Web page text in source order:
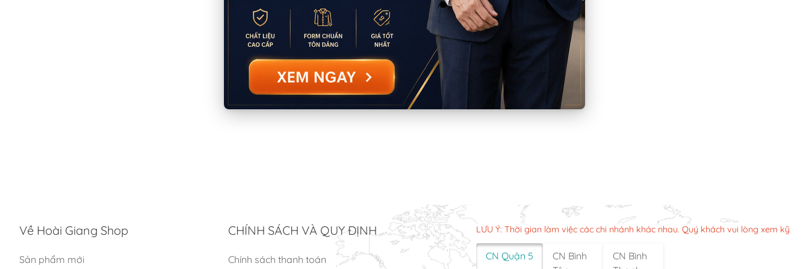
Về Hoài Giang Shop
Sản phẩm mới
CHÍNH SÁCH VÀ QUY ĐỊNH
Chính sách thanh toán
LƯU Ý: Thời gian làm việc các chi nhánh khác nhau. Quý khách vui lòng xem kỹ
CN Quận 5
CN Bình
CN Bình